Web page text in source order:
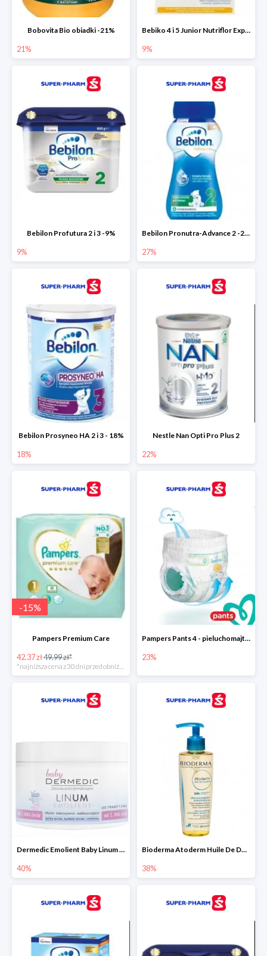
Bobovita Bio obiadki -21%
21%
Bebiko 4 i 5 Junior Nutriflor Expert -9%
9%
Bebilon Profutura 2 i 3 -9%
9%
Bebilon Pronutra-Advance 2 -27%
27%
Bebilon Prosyneo HA 2 i 3 - 18%
18%
Nestle Nan Opti Pro Plus 2
22%
-15%
Pampers Premium Care
42.37 zł49.99 zł*
Pampers Pants 4 - pieluchomajtki dla dzieci (9-15kg)
23%
Dermedic Emolient Baby Linum 225 g
40%
Bioderma Atoderm Huile De Douche - nawilżający olejek do kąpieli i pod prysznic
38%